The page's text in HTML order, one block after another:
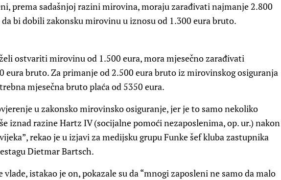
prema sadašnjoj razini mirovina, moraju zarađivati najmanje 2.800
da bi dobili zakonsku mirovinu u iznosu od 1.300 eura bruto.
ostvariti mirovinu od 1.500 eura, mora mjesečno zarađivati
eura bruto. Za primanje od 2.500 eura bruto iz mirovinskog osiguranja
mjesečna bruto plaća od 5350 eura.
u zakonsko mirovinsko osiguranje, jer je to samo nekoliko
iznad razine Hartz IV (socijalne pomoći nezaposlenima, op. ur.) nakon
rekao je u izjavi za medijsku grupu Funke šef kluba zastupnika
Dietmar Bartsch.
vlade, istakao je on, pokazale su da “mnogi zaposleni ne samo da malo